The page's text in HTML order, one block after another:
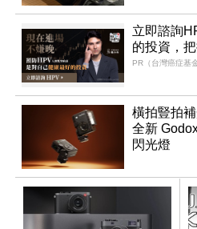
立即諮詢
的投資，
PR（台灣癌症基
橫拍豎拍
全新
閃光燈